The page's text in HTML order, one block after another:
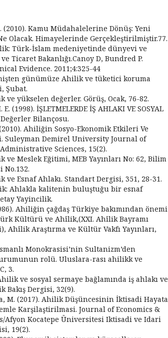
(2010). Kamu Müdahalelerine Dönüş: Yeni
Olacak. Himayelerinde Gerçekleştirilmiştir.77.
Türk-İslam medeniyetinde dünyevi ve
Ticaret Bakanlığı.Canoy D, Bundred P.
Evidence. 2011;4:325-44
günümüze Ahilik ve tüketici koruma
Şubat.
ve yükselen değerler. Görüş, Ocak, 76-82.
(1998). İŞLETMELERDE İŞ AHLAKI VE SOSYAL
Değerler Bilançosu.
Ahiliğin Sosyo-Ekonomik Etkileri Ve
Suleyman Demirel University Journal of
Sciences, 15(2).
ve Meslek Eğitimi, MEB Yayınları No: 62, Bilim
ve Esnaf Ahlakı. Standart Dergisi, 351, 28-31.
Ahlakla kalitenin buluştuğu bir esnaf
Yayincilik.
Ahiliğin çağdaş Türkiye bakımından önemi
Kültürü ve Ahîlik,(XXI. Ahîlik Bayramı
Ahîlik Araştırma ve Kültür Vakfı Yayınları,
Monokrasisi’nin Sultanizm’den
rolü. Uluslara-rası ahilikk ve
3.
ve sosyal sermaye bağlamında iş ahlakı ve
Dergisi, 32(9).
M. (2017). Ahilik Düşüncesinin İktisadi Hayata
Karşilaştirilmasi. Journal of Economics &
Afyon Kocatepe Üniversitesi Iktisadi ve Idari
19(2).